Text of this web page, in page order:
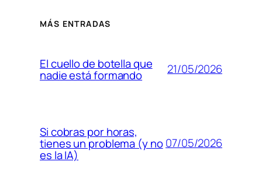
MÁS ENTRADAS
El cuello de botella que
nadie está formando 21/05/2026
Si cobras por horas,
tienes un problema (y no
es la IA)
07/05/2026